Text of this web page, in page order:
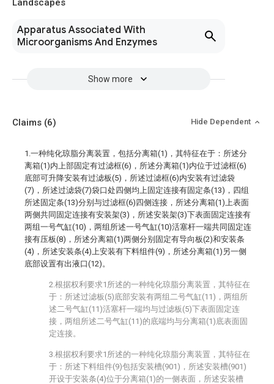
Landscapes
Apparatus Associated With
Microorganisms And Enzymes
Show more
Claims (6) Hide Dependent
1.一种纯化琼脂分离装置，包括分离箱(1)，其特征在于：所述分
离箱(1)内上部固定有过滤框(6)，所述分离箱(1)内位于过滤框(6)
底部可升降安装有过滤板(5)，所述过滤框(6)内安装有过滤袋
(7)，所述过滤袋(7)袋口处四侧均上固定连接有固定条(13)，四组
所述固定条(13)分别与过滤框(6)四侧连接，所述分离箱(1)上表面
两侧共同固定连接有安装架(3)，所述安装架(3)下表面固定连接有
两组一号气缸(10)，两组所述一号气缸(10)活塞杆一端共同固定连
接有压板(8)，所述分离箱(1)两侧分别固定有导向板(2)和安装条
(4)，所述安装条(4)上安装有下料组件(9)，所述分离箱(1)另一侧
底部设置有出液口(12)。
2.根据权利要求1所述的一种纯化琼脂分离装置，其特征在
于：所述过滤板(5)底部安装有两组二号气缸(11)，两组所
述二号气缸(11)活塞杆一端均与过滤板(5)下表面固定连
接，两组所述二号气缸(11)的底端均与分离箱(1)底表面固
定连接。
3.根据权利要求1所述的一种纯化琼脂分离装置，其特征在
于：所述下料组件(9)包括安装槽(901)，所述安装槽(901)
开设于安装条(4)位于分离箱(1)的一侧表面，所述安装槽